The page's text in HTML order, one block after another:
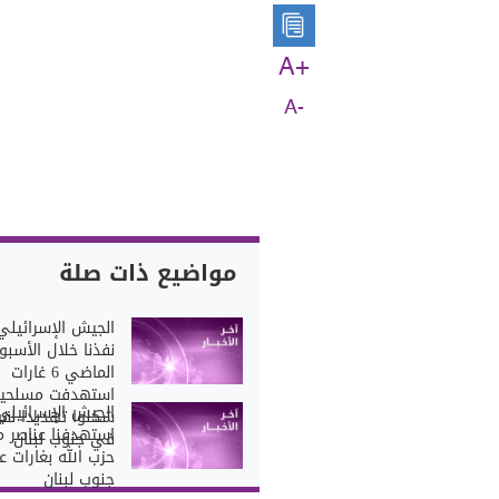
A+
A-
مواضيع ذات صلة
الجيش
نفذنا خلال
الماضي 6 غارات
استهدفت
شكلوا تهديدا
في جنوب لبنان
الجيش
استهدفنا عناصر
حزب الله بغارات
جنوب لبنان